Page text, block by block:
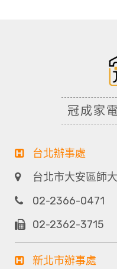
冠成家
台北辦事處
台北市大安區師
02-2366-0471
02-2362-3715
新北市辦事處